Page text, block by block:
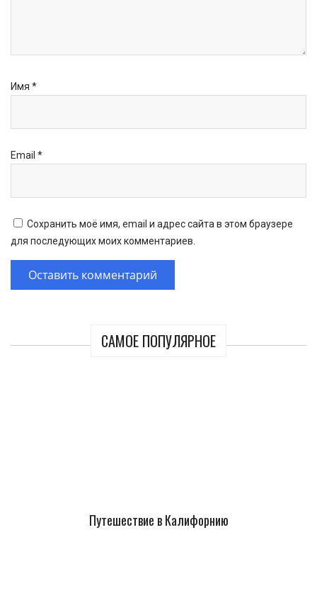
САМОЕ ПОПУЛЯРНОЕ
Путешествие в Калифорнию
Имя *
Email *
Сохранить моё имя, email и адрес сайта в этом браузере
для последующих моих комментариев.